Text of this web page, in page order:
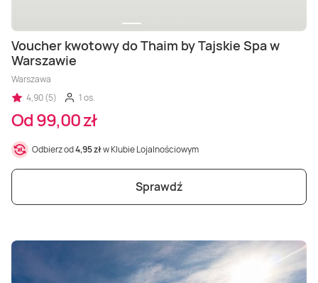
Voucher kwotowy do Thaim by Tajskie Spa w
Warszawie
Warszawa
4,90 (5)
1 os.
Od 99,00 zł
Odbierz od4,95 złw Klubie Lojalnościowym
Sprawdź